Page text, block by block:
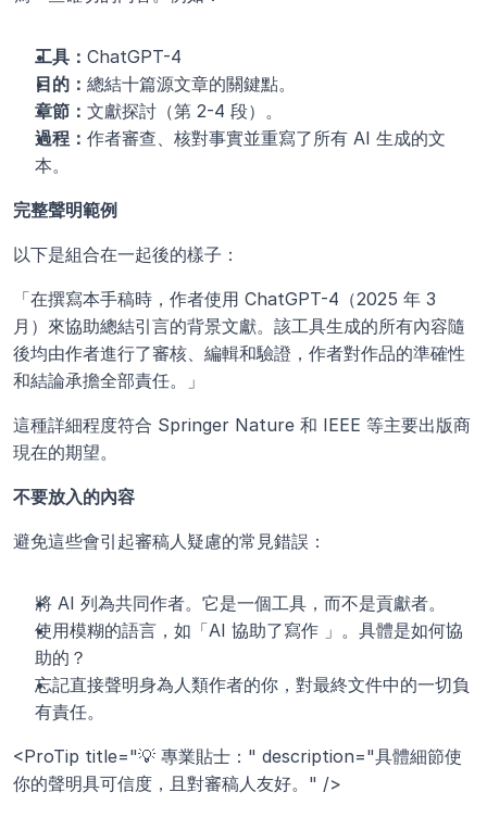
工具： ChatGPT-4
目的： 總結十篇源文章的關鍵點。
章節： 文獻探討（第 2-4 段）。
過程： 作者審查、核對事實並重寫了所有 AI 生成的文
本。
完整聲明範例
以下是組合在一起後的樣子：
「在撰寫本手稿時，作者使用 ChatGPT-4（2025 年 3
月）來協助總結引言的背景文獻。該工具生成的所有內容隨
後均由作者進行了審核、編輯和驗證，作者對作品的準確性
和結論承擔全部責任。」
這種詳細程度符合 Springer Nature 和 IEEE 等主要出版商
現在的期望。
不要放入的內容
避免這些會引起審稿人疑慮的常見錯誤：
將 AI 列為共同作者。它是一個工具，而不是貢獻者。
使用模糊的語言，如「AI 協助了寫作 」。具體是如何協
助的？
忘記直接聲明身為人類作者的你，對最終文件中的一切負
有責任。
<ProTip title="💡 專業貼士：" description="具體細節使
你的聲明具可信度，且對審稿人友好。" />